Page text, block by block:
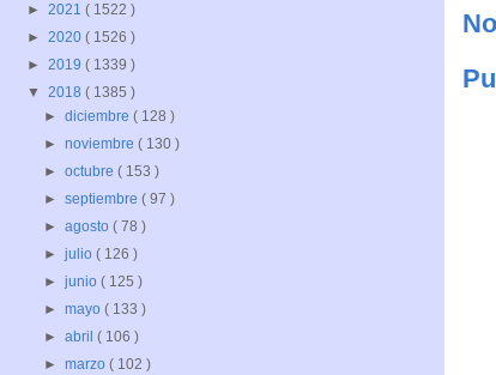
► 2021 ( 1522 )
► 2020 ( 1526 )
► 2019 ( 1339 )
▼ 2018 ( 1385 )
►diciembre( 128 )
►noviembre( 130 )
►octubre( 153 )
►septiembre( 97 )
►agosto( 78 )
►julio( 126 )
►junio( 125 )
►mayo( 133 )
►abril( 106 )
►marzo( 102 )